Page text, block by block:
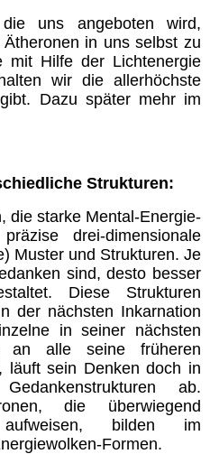
uns angeboten wird,
in uns selbst zu
mit Hilfe der Lichtenergie
wir die allerhöchste
Dazu später mehr im
Strukturen:
die starke Mental-Energie-
drei-dimensionale
Muster und Strukturen. Je
sind, desto besser
Diese Strukturen
der nächsten Inkarnation
in seiner nächsten
an alle seine früheren
läuft sein Denken doch in
ab.
die überwiegend
aufweisen, bilden im
Formen.